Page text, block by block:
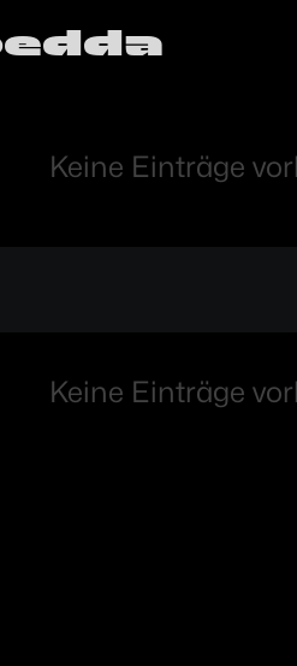
Keine Einträge
Keine Einträge